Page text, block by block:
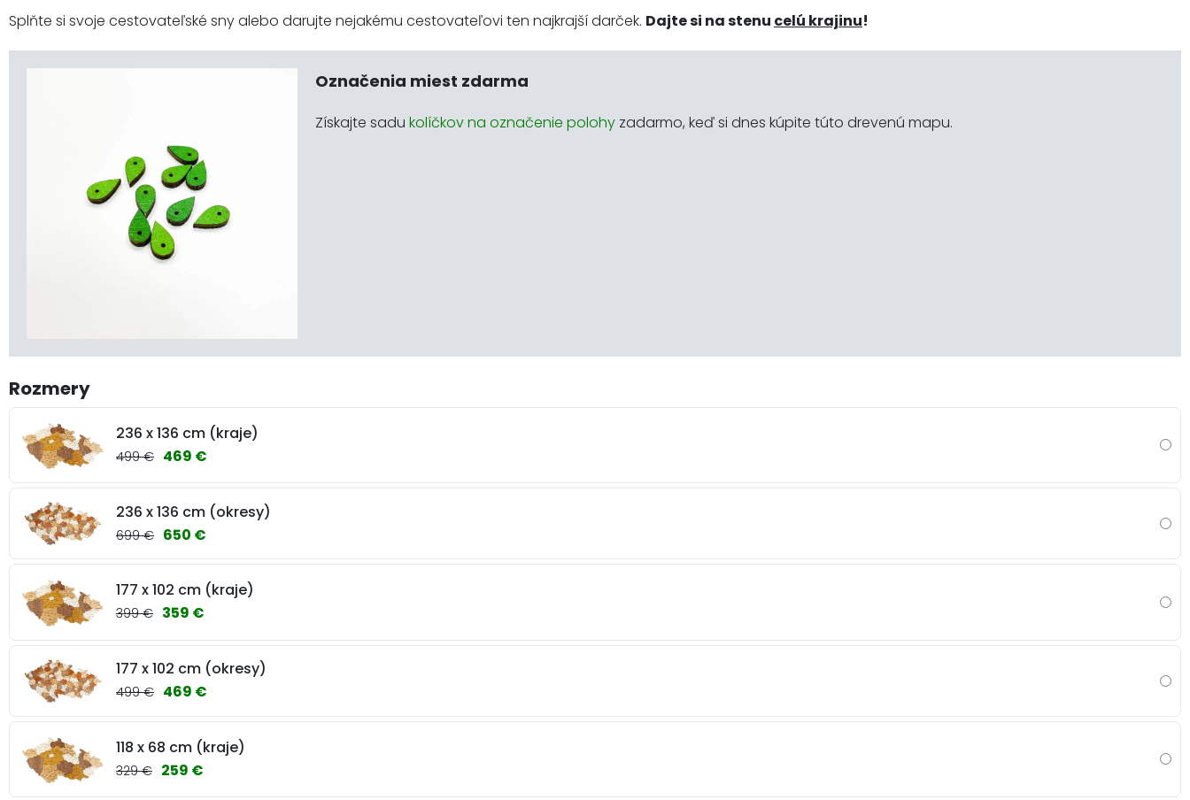
Splňte si svoje cestovateľské sny alebo darujte nejakému cestovateľovi ten najkrajší darček. Dajte si na stenu celú krajinu!
Označenia miest zdarma
Získajte sadu kolíčkov na označenie polohy zadarmo, keď si dnes kúpite túto drevenú mapu.
Rozmery
236 x 136 cm (kraje)
499 € 469 €
236 x 136 cm (okresy)
699 € 650 €
177 x 102 cm (kraje)
399 € 359 €
177 x 102 cm (okresy)
499 € 469 €
118 x 68 cm (kraje)
329 € 259 €